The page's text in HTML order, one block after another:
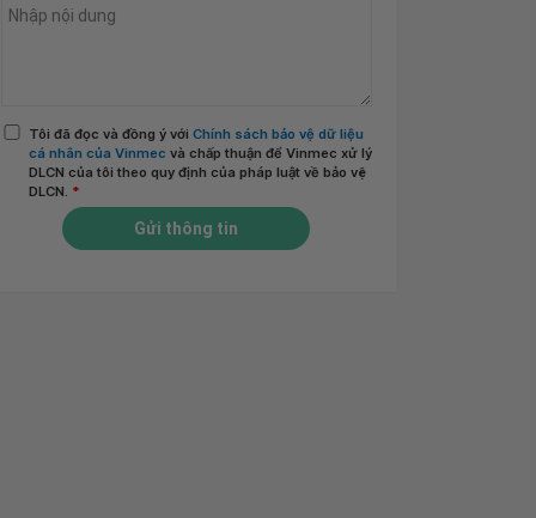
Tôi đã đọc và đồng ý với Chính sách bảo vệ dữ liệu
cá nhân của Vinmec và chấp thuận để Vinmec xử lý
DLCN của tôi theo quy định của pháp luật về bảo vệ
DLCN. *
Gửi thông tin